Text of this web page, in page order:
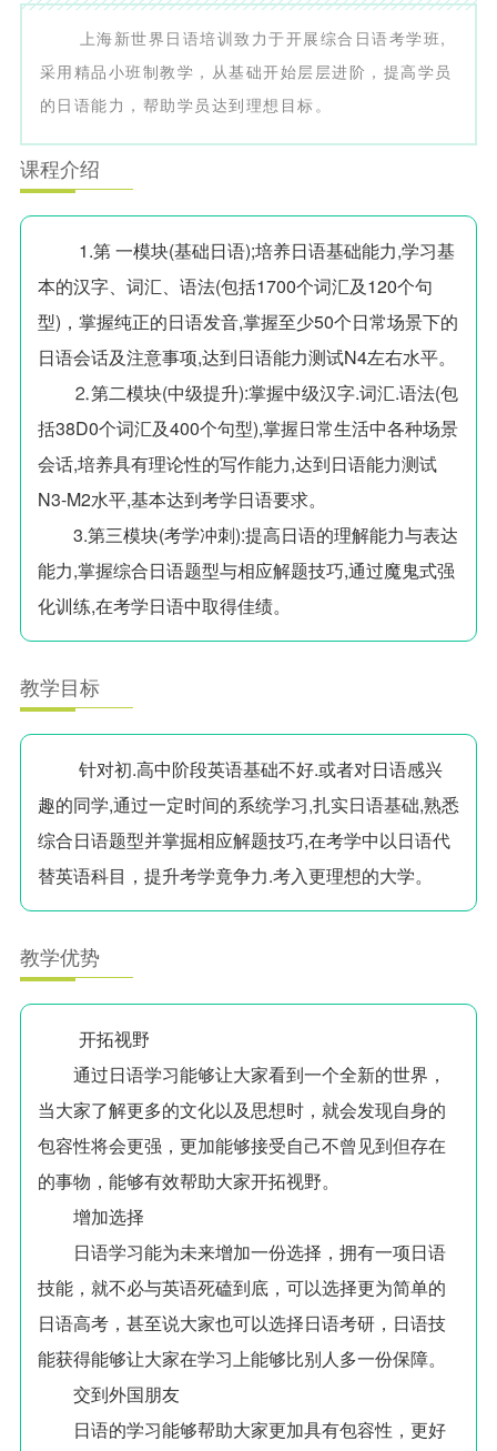
上海新世界日语培训致力于开展综合日语考学班,
采用精品小班制教学，从基础开始层层进阶，提高学员
的日语能力，帮助学员达到理想目标。
课程介绍
1.第 一模块(基础日语);培养日语基础能力,学习基
本的汉字、词汇、语法(包括1700个词汇及120个句
型)，掌握纯正的日语发音,掌握至少50个日常场景下的
日语会话及注意事项,达到日语能力测试N4左右水平。
⒉第二模块(中级提升):掌握中级汉字.词汇.语法(包
括38D0个词汇及400个句型),掌握日常生活中各种场景
会话,培养具有理论性的写作能力,达到日语能力测试
N3-M2水平,基本达到考学日语要求。
3.第三模块(考学冲刺):提高日语的理解能力与表达
能力,掌握综合日语题型与相应解题技巧,通过魔鬼式强
化训练,在考学日语中取得佳绩。
教学目标
针对初.高中阶段英语基础不好.或者对日语感兴
趣的同学,通过一定时间的系统学习,扎实日语基础,熟悉
综合日语题型并掌掘相应解题技巧,在考学中以日语代
替英语科目，提升考学竟争力.考入更理想的大学。
教学优势
开拓视野
通过日语学习能够让大家看到一个全新的世界，
当大家了解更多的文化以及思想时，就会发现自身的
包容性将会更强，更加能够接受自己不曾见到但存在
的事物，能够有效帮助大家开拓视野。
增加选择
日语学习能为未来增加一份选择，拥有一项日语
技能，就不必与英语死磕到底，可以选择更为简单的
日语高考，甚至说大家也可以选择日语考研，日语技
能获得能够让大家在学习上能够比别人多一份保障。
交到外国朋友
日语的学习能够帮助大家更加具有包容性，更好